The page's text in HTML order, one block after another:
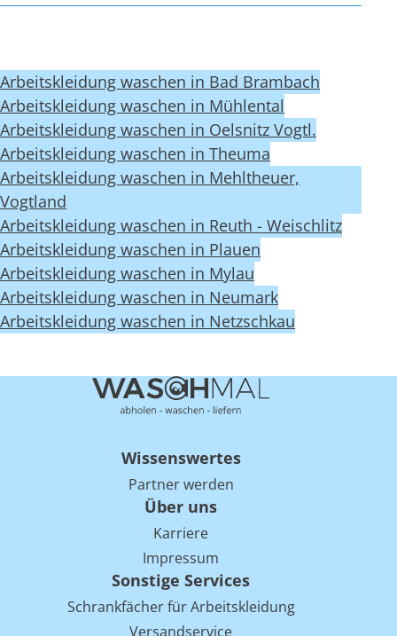
Arbeitskleidung waschen in Bad Brambach
Arbeitskleidung waschen in Mühlental
Arbeitskleidung waschen in Oelsnitz Vogtl.
Arbeitskleidung waschen in Theuma
Arbeitskleidung waschen in Mehltheuer,
Vogtland
Arbeitskleidung waschen in Reuth - Weischlitz
Arbeitskleidung waschen in Plauen
Arbeitskleidung waschen in Mylau
Arbeitskleidung waschen in Neumark
Arbeitskleidung waschen in Netzschkau
Wissenswertes
Partner werden
Über uns
Karriere
Impressum
Sonstige Services
Schrankfächer für Arbeitskleidung
Versandservice